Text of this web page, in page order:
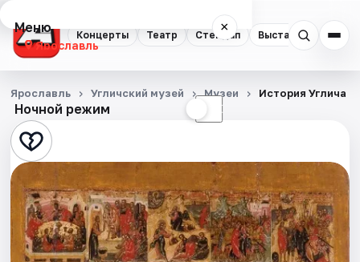
Концерты Театр Стендап Выставки
Меню ×
Ярославль
Концерты
Театр
Стендап
Выставки
Квесты
Ночной режим ☾
Ярославль Угличский музей Музеи История Углича